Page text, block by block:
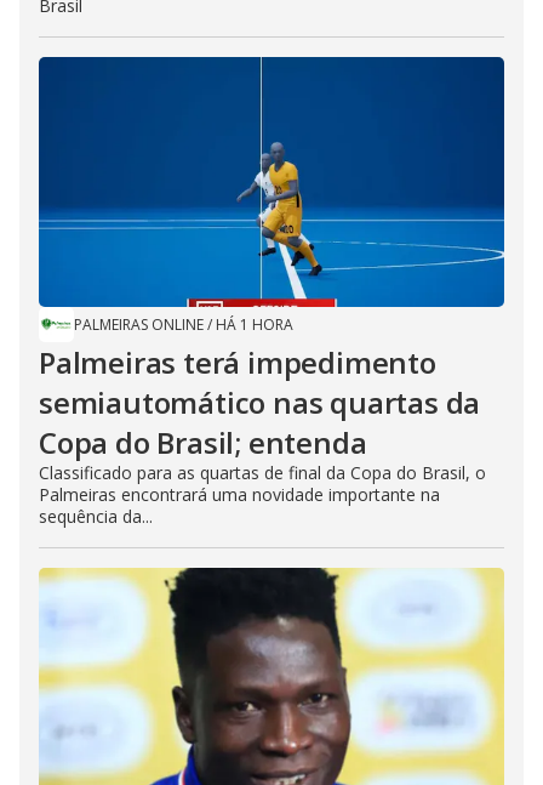
Brasil
PALMEIRAS ONLINE/ HÁ 1 HORA
Palmeiras terá impedimento
semiautomático nas quartas da
Copa do Brasil; entenda
Classificado para as quartas de final da Copa do Brasil, o
Palmeiras encontrará uma novidade importante na
sequência da...